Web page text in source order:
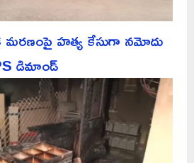
మరణంపై హత్య కేసుగా నమోదు
డిమాండ్